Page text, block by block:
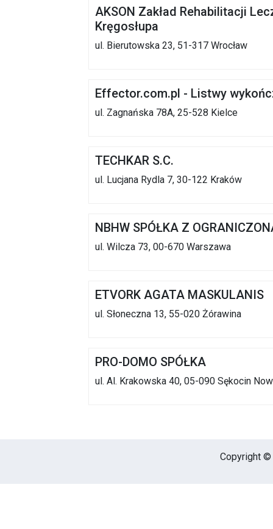
AKSON Zakład Rehabilitacji
Kręgosłupa
ul. Bierutowska 23, 51-317 Wrocław
Effector.com.pl - Listwy
ul. Zagnańska 78A, 25-528 Kielce
TECHKAR S.C.
ul. Lucjana Rydla 7, 30-122 Kraków
NBHW SPÓŁKA Z
ul. Wilcza 73, 00-670 Warszawa
ETVORK AGATA MASKULANIS
ul. Słoneczna 13, 55-020 Żórawina
PRO-DOMO SPÓŁKA
ul. Al. Krakowska 40, 05-090 Sękocin
Copyright ©